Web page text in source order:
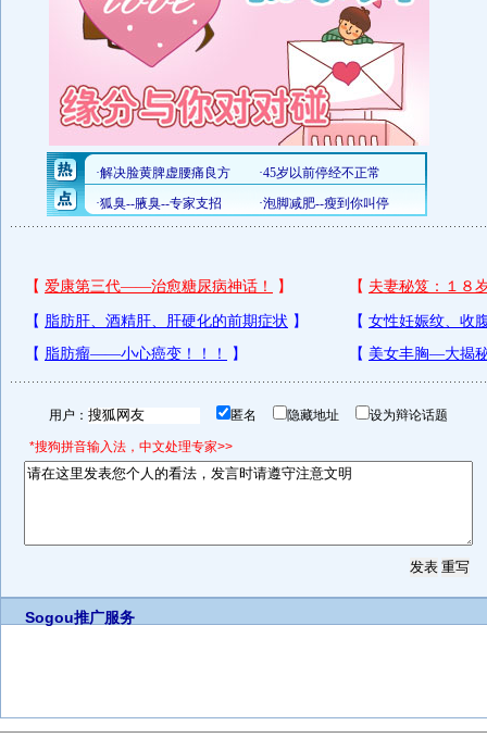
用户： 匿名 隐藏地址 设为辩论话题
*搜狗拼音输入法，中文处理专家>>
Sogou推广服务